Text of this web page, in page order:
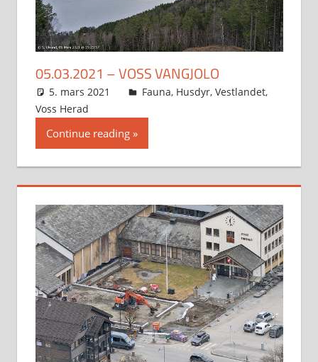
05.03.2021 – VOSS VANGJOLO
5. mars 2021 Svein
Fauna, Husdyr, Vestlandet,
Voss Herad
Continue reading